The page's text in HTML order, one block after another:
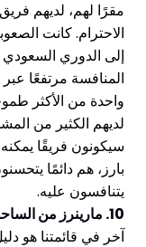
مقرًا لهم، لديهم
الاحترام. كانت
إلى الدوري
المنافسة مرتفعًا
واحدة من الأكثر
سيكونون فريقًا
بارز، هم دائمًا
يتنافسون عليه.
10. مارينرز من الساحل المركزي (دوري A)
آخر في قائمتنا هو